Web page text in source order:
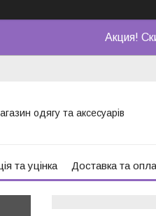
Акция!
одягу та аксесуарів
та уцінка Доставка та